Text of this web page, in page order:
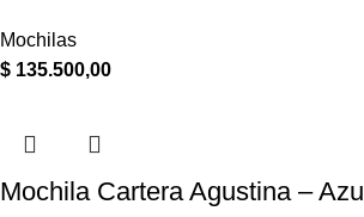
Mochilas
$ 135.500,00
Mochila Cartera Agustina – Azul